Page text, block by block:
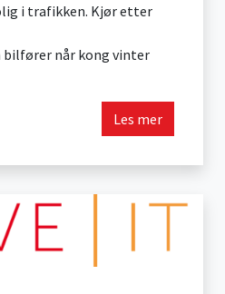
i trafikken. Kjør etter
bilfører når kong vinter
Les mer